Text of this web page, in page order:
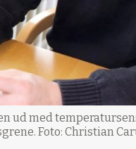
ud med
Foto: Christian